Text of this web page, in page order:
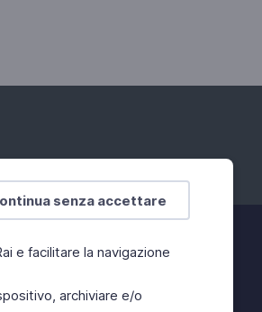
senza accettare
e facilitare la navigazione
archiviare e/o